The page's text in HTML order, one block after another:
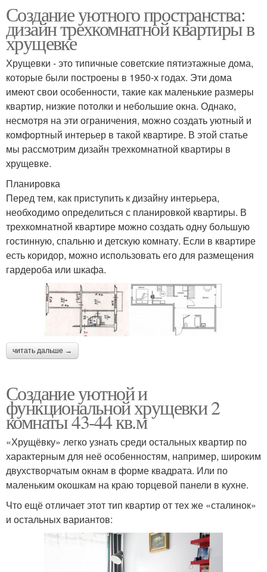
Создание уютного пространства:
дизайн трехкомнатной квартиры в
хрущевке
Хрущевки - это типичные советские пятиэтажные дома,
которые были построены в 1950-х годах. Эти дома
имеют свои особенности, такие как маленькие размеры
квартир, низкие потолки и небольшие окна. Однако,
несмотря на эти ограничения, можно создать уютный и
комфортный интерьер в такой квартире. В этой статье
мы рассмотрим дизайн трехкомнатной квартиры в
хрущевке.
Планировка
Перед тем, как приступить к дизайну интерьера,
необходимо определиться с планировкой квартиры. В
трехкомнатной квартире можно создать одну большую
гостинную, спальню и детскую комнату. Если в квартире
есть коридор, можно использовать его для размещения
гардероба или шкафа.
читать дальше →
Создание уютной и
функциональной хрущевки 2
комнаты 43-44 кв.м
«Хрущёвку» легко узнать среди остальных квартир по
характерным для неё особенностям, например, широким
двухстворчатым окнам в форме квадрата. Или по
маленьким окошкам на краю торцевой панели в кухне.
Что ещё отличает этот тип квартир от тех же «сталинок»
и остальных вариантов: